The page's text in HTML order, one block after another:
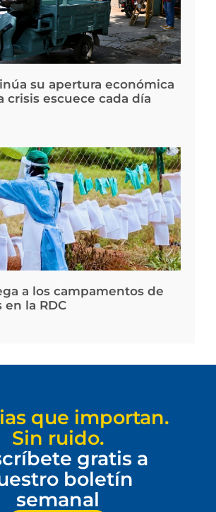
su apertura económica
crisis escuece cada día
a los campamentos de
la RDC
que importan.
Sin ruido.
gratis a
boletín
semanal